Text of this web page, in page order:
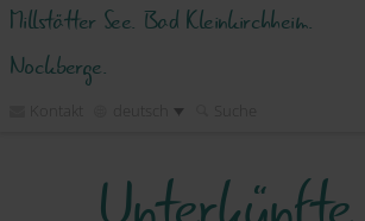
Millstätter See. Bad Kleinkirchheim.
Nockberge.
Buchen Erlebnisse Webcams